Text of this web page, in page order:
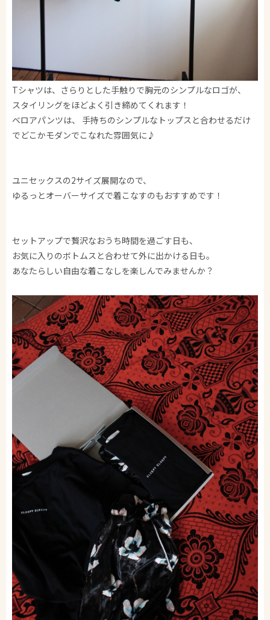
Tシャツは、さらりとした手触りで胸元のシンプルなロゴが、
スタイリングをほどよく引き締めてくれます！
ベロアパンツは、 手持ちのシンプルなトップスと合わせるだけ
でどこかモダンでこなれた雰囲気に♪
ユニセックスの2サイズ展開なので、
ゆるっとオーバーサイズで着こなすのもおすすめです！
セットアップで贅沢なおうち時間を過ごす日も、
お気に入りのボトムスと合わせて外に出かける日も。
あなたらしい自由な着こなしを楽しんでみませんか？